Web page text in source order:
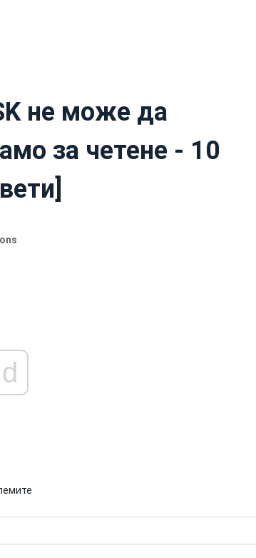
не може да
за четене - 10